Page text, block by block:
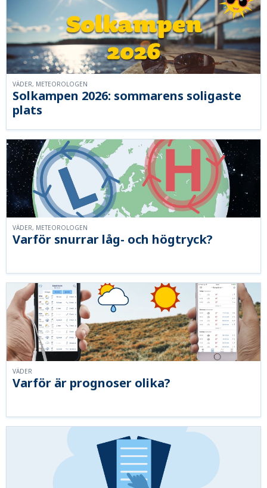
Solkampen 2026: sommarens soligaste
plats
VÄDER, METEOROLOGEN
Varför snurrar låg- och högtryck?
VÄDER, METEOROLOGEN
Varför är prognoser olika?
VÄDER